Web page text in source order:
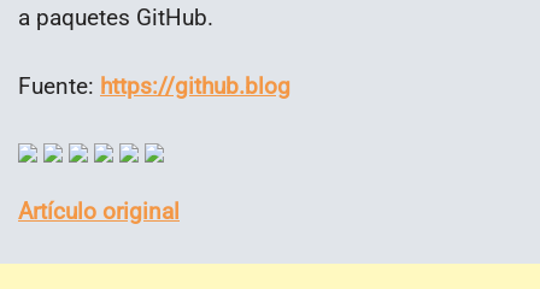
a paquetes GitHub.
Fuente: https://github.blog
Artículo original